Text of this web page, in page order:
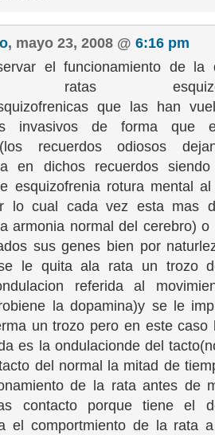
, mayo 23, 2008 @ 6:16 pm
el funcionamiento de la
ratas
que las han
invasivos de forma que
recuerdos odiosos
en dichos recuerdos
esquizofrenia rotura mental
lo cual cada vez esta mas
armonia normal del cerebro)
sus genes bien por
le quita ala rata un trozo
referida al
la dopamina)y se le
un trozo pero en este caso
es la ondulacionde del
del normal la mitad de
de la rata antes de
contacto porque tiene el
el comportmiento de la rata